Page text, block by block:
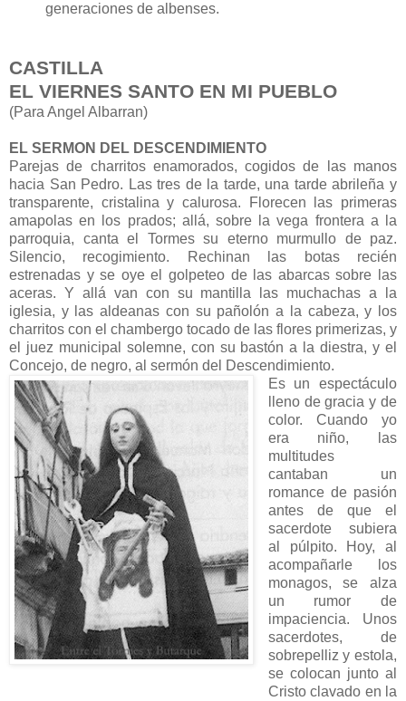
generaciones de albenses.
CASTILLA
EL VIERNES SANTO EN MI PUEBLO
(Para Angel Albarran)
EL SERMON DEL DESCENDIMIENTO
Parejas de charritos enamorados, cogidos de las manos
hacia San Pedro. Las tres de la tarde, una tarde abrileña y
transparente, cristalina y calurosa. Florecen las primeras
amapolas en los prados; allá, sobre la vega frontera a la
parroquia, canta el Tormes su eterno murmullo de paz.
Silencio, recogimiento. Rechinan las botas recién
estrenadas y se oye el golpeteo de las abarcas sobre las
aceras. Y allá van con su mantilla las muchachas a la
iglesia, y las aldeanas con su pañolón a la cabeza, y los
charritos con el chambergo tocado de las flores primerizas, y
el juez municipal solemne, con su bastón a la diestra, y el
Concejo, de negro, al sermón del Descendimiento.
Es un espectáculo
lleno de gracia y de
color. Cuando yo
era niño, las
multitudes
cantaban un
romance de pasión
antes de que el
sacerdote subiera
al púlpito. Hoy, al
acompañarle los
monagos, se alza
un rumor de
impaciencia. Unos
sacerdotes, de
sobrepelliz y estola,
se colocan junto al
Cristo clavado en la